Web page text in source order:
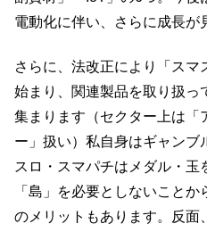
電動化に伴い、さらに成長が
さらに、法改正により「ス
始まり、関連製品を取り扱っ
集まります（セクター上は「
ー」扱い）私自身はギャンブ
スロ・スマパチはメダル・玉
「島」を必要としないこと
のメリットもあります。反面